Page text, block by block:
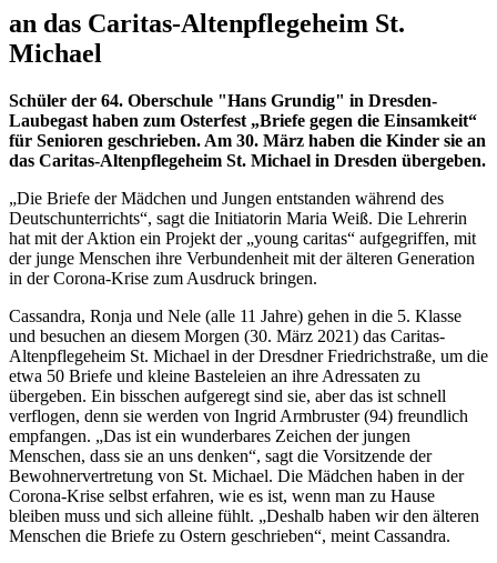
an das Caritas-Altenpflegeheim St.
Michael
Schüler der 64. Oberschule "Hans Grundig" in Dresden-
Laubegast haben zum Osterfest „Briefe gegen die Einsamkeit“
für Senioren geschrieben. Am 30. März haben die Kinder sie an
das Caritas-Altenpflegeheim St. Michael in Dresden übergeben.
„Die Briefe der Mädchen und Jungen entstanden während des
Deutschunterrichts“, sagt die Initiatorin Maria Weiß. Die Lehrerin
hat mit der Aktion ein Projekt der „young caritas“ aufgegriffen, mit
der junge Menschen ihre Verbundenheit mit der älteren Generation
in der Corona-Krise zum Ausdruck bringen.
Cassandra, Ronja und Nele (alle 11 Jahre) gehen in die 5. Klasse
und besuchen an diesem Morgen (30. März 2021) das Caritas-
Altenpflegeheim St. Michael in der Dresdner Friedrichstraße, um die
etwa 50 Briefe und kleine Basteleien an ihre Adressaten zu
übergeben. Ein bisschen aufgeregt sind sie, aber das ist schnell
verflogen, denn sie werden von Ingrid Armbruster (94) freundlich
empfangen. „Das ist ein wunderbares Zeichen der jungen
Menschen, dass sie an uns denken“, sagt die Vorsitzende der
Bewohnervertretung von St. Michael. Die Mädchen haben in der
Corona-Krise selbst erfahren, wie es ist, wenn man zu Hause
bleiben muss und sich alleine fühlt. „Deshalb haben wir den älteren
Menschen die Briefe zu Ostern geschrieben“, meint Cassandra.